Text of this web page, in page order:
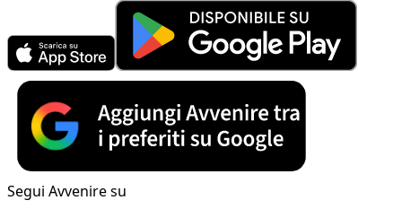
Segui Avvenire su